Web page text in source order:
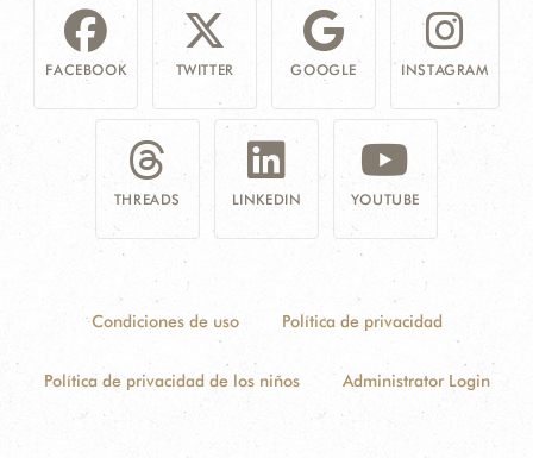
FACEBOOK TWITTER GOOGLE INSTAGRAM
THREADS LINKEDIN YOUTUBE
Condiciones de uso Política de privacidad
Política de privacidad de los niños Administrator Login